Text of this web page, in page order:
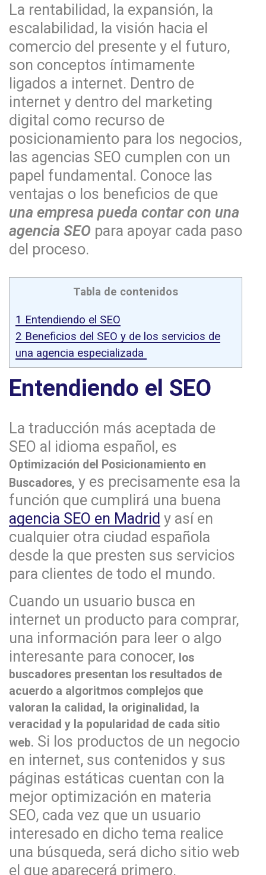
La rentabilidad, la expansión, la
escalabilidad, la visión hacia el
comercio del presente y el futuro,
son conceptos íntimamente
ligados a internet. Dentro de
internet y dentro del marketing
digital como recurso de
posicionamiento para los negocios,
las agencias SEO cumplen con un
papel fundamental. Conoce las
ventajas o los beneficios de que
una empresa pueda contar con una
agencia SEO para apoyar cada paso
del proceso.
Tabla de contenidos
1 Entendiendo el SEO
2 Beneficios del SEO y de los servicios de
una agencia especializada
Entendiendo el SEO
La traducción más aceptada de
SEO al idioma español, es
Optimización del Posicionamiento en
Buscadores, y es precisamente esa la
función que cumplirá una buena
agencia SEO en Madrid y así en
cualquier otra ciudad española
desde la que presten sus servicios
para clientes de todo el mundo.
Cuando un usuario busca en
internet un producto para comprar,
una información para leer o algo
interesante para conocer, los
buscadores presentan los resultados de
acuerdo a algoritmos complejos que
valoran la calidad, la originalidad, la
veracidad y la popularidad de cada sitio
web. Si los productos de un negocio
en internet, sus contenidos y sus
páginas estáticas cuentan con la
mejor optimización en materia
SEO, cada vez que un usuario
interesado en dicho tema realice
una búsqueda, será dicho sitio web
el que aparecerá primero.